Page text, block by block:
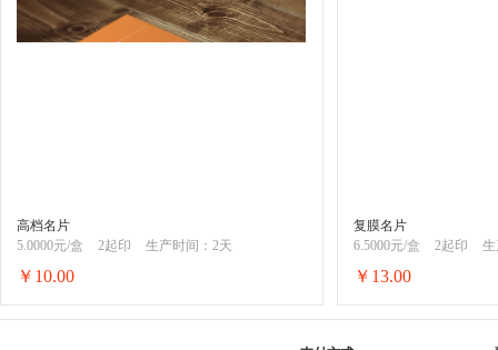
高档名片
5.0000元/盒
2起印 生产时间：2天
￥10.00
复膜名片
6.5000元/盒
2起印 生
￥13.00